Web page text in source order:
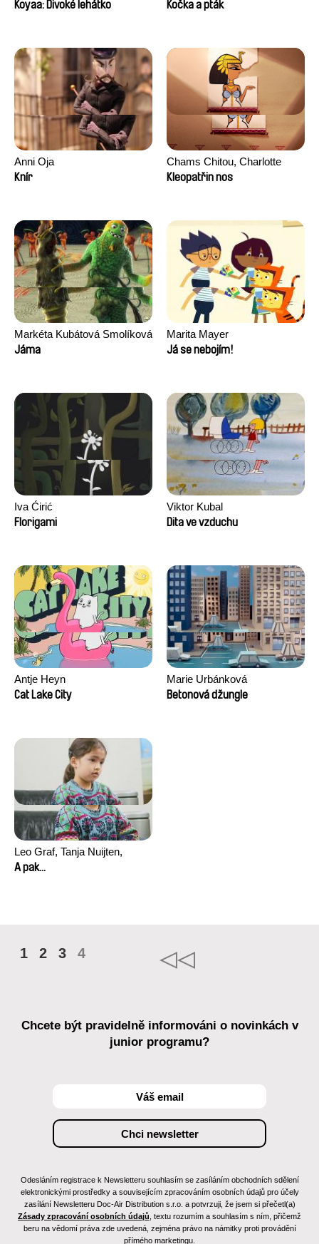
Koyaa: Divoké lehátko
Kočka a pták
Anni Oja
Knír
Chams Chitou, Charlotte
Lebreton, Lucie Loiseau,
Razafindralambo, Aymeric
Rondol, Jonathan Salvi,
Anthony Trefleze
Kleopatřin nos
Markéta Kubátová Smolíková
Jáma
Marita Mayer
Já se nebojím!
Iva Ćirić
Florigami
Viktor Kubal
Dita ve vzduchu
Antje Heyn
Cat Lake City
Marie Urbánková
Betonová džungle
Leo Graf, Tanja Nuijten,
Raphael Stalder
A pak...
1 2 3 4
Chcete být pravidelně informováni o novinkách v
junior programu?
Odesláním registrace k Newsletteru souhlasím se zasíláním obchodních sdělení
elektronickými prostředky a souvisejícím zpracováním osobních údajů pro účely
zasílání Newsletteru Doc-Air Distribution s.r.o. a potvrzuji, že jsem si přečetl(a)
Zásady zpracování osobních údajů , textu rozumím a souhlasím s ním, přičemž
beru na vědomí práva zde uvedená, zejména právo na námitky proti provádění
přímého marketingu.